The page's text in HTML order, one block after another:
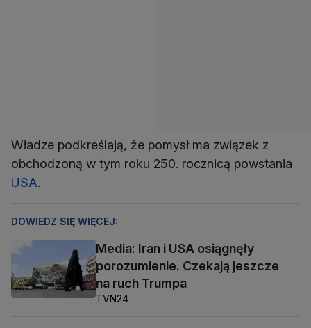
Władze podkreślają, że pomysł ma związek z
obchodzoną w tym roku 250. rocznicą powstania
USA.
DOWIEDZ SIĘ WIĘCEJ:
Media: Iran i USA osiągnęły
porozumienie. Czekają jeszcze
na ruch Trumpa
TVN24